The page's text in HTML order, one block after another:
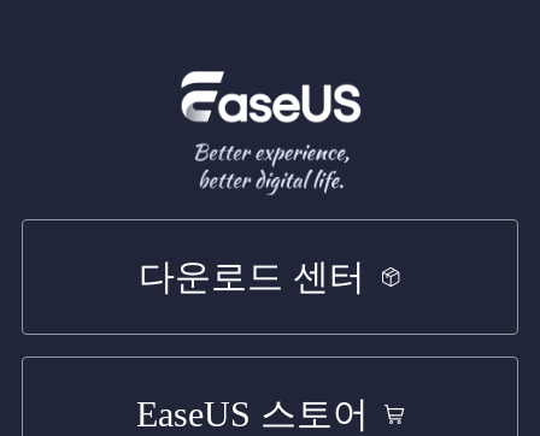
다운로드 센터
EaseUS 스토어